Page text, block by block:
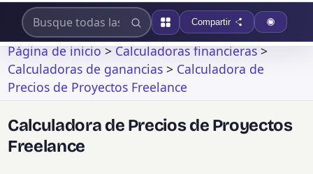
Compartir
Página de inicio>Calculadoras financieras>
Calculadoras de ganancias > Calculadora de
Precios de Proyectos Freelance
Calculadora de Precios de Proyectos
Freelance